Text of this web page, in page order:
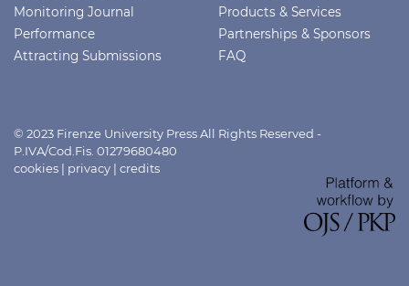
Monitoring Journal
Performance
Attracting Submissions
Products & Services
Partnerships & Sponsors
FAQ
© 2023 Firenze University Press All Rights Reserved -
P.IVA/Cod.Fis. 01279680480
cookies | privacy | credits